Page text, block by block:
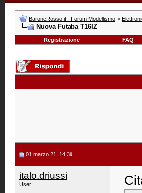
BaroneRosso.it - Forum Modellismo >
Nuova Futaba T16IZ
Registrazione FAQ
01 marzo 21, 14:39
italo.driussi
User